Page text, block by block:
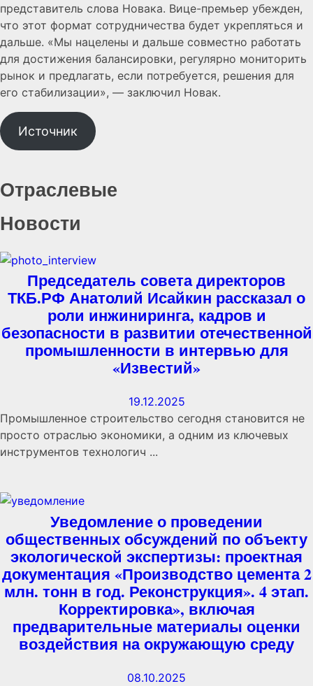
представитель слова Новака. Вице-премьер убежден,
что этот формат сотрудничества будет укрепляться и
дальше. «Мы нацелены и дальше совместно работать
для достижения балансировки, регулярно мониторить
рынок и предлагать, если потребуется, решения для
его стабилизации», — заключил Новак.
Источник
Отраслевые
Новости
Председатель совета директоров
ТКБ.РФ Анатолий Исайкин рассказал о
роли инжиниринга, кадров и
безопасности в развитии отечественной
промышленности в интервью для
«Известий»
19.12.2025
Промышленное строительство сегодня становится не
просто отраслью экономики, а одним из ключевых
инструментов технологич ...
Уведомление о проведении
общественных обсуждений по объекту
экологической экспертизы: проектная
документация «Производство цемента 2
млн. тонн в год. Реконструкция». 4 этап.
Корректировка», включая
предварительные материалы оценки
воздействия на окружающую среду
08.10.2025